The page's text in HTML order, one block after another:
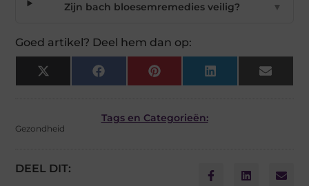
Zijn bach bloesemremedies veilig? ▼
Goed artikel? Deel hem dan op:
X
(Twitter)
Facebook Pinterest LinkedIn Email
Tags en Categorieën:
Gezondheid
DEEL DIT: